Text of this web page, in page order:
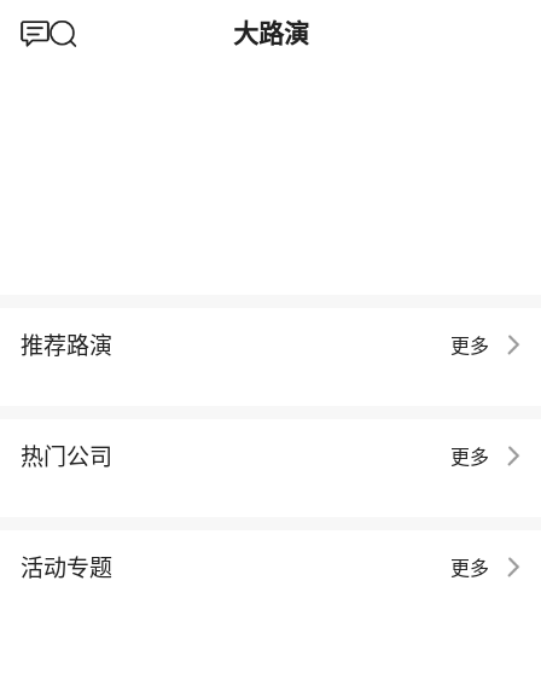
大路演
推荐路演 更多
热门公司 更多
活动专题 更多